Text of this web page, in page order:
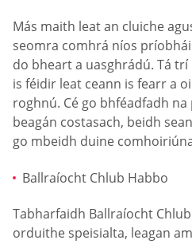
Más maith leat an cluiche
seomra comhrá níos
do bheart a uasghrádú. Tá
is féidir leat ceann is fearr a
roghnú. Cé go bhféadfadh
beagán costasach, beidh
go mbeidh duine
Ballraíocht Chlub Habbo
Tabharfaidh Ballraíocht
orduithe speisialta, leagan